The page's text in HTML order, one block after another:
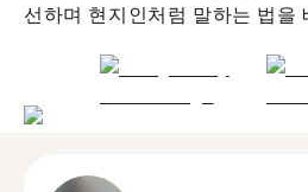
선하며 현지인처럼 말하는 법을